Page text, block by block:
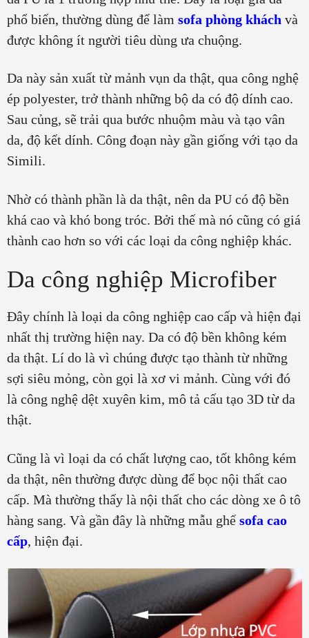
phổ biến, thường dùng để làm sofa phòng khách và
được không ít người tiêu dùng ưa chuộng.
Da này sản xuất từ mảnh vụn da thật, qua công nghệ
ép polyester, trở thành những bộ da có độ dính cao.
Sau củng, sẽ trải qua bước nhuộm màu và tạo vân
da, độ kết dính. Công đoạn này gần giống với tạo da
Simili.
Nhờ có thành phần là da thật, nên da PU có độ bền
khá cao và khó bong tróc. Bởi thế mà nó cũng có giá
thành cao hơn so với các loại da công nghiệp khác.
Da công nghiệp Microfiber
Đây chính là loại da công nghiệp cao cấp và hiện đại
nhất thị trường hiện nay. Da có độ bền không kém
da thật. Lí do là vì chúng được tạo thành từ những
sợi siêu mỏng, còn gọi là xơ vi mảnh. Cùng với đó
là công nghệ dệt xuyên kim, mô tả cấu tạo 3D từ da
thật.
Cũng là vì loại da có chất lượng cao, tốt không kém
da thật, nên thường được dùng để bọc nội thất cao
cấp. Mà thường thấy là nội thất cho các dòng xe ô tô
hàng sang. Và gần đây là những mẫu ghếsofa cao
cấp, hiện đại.